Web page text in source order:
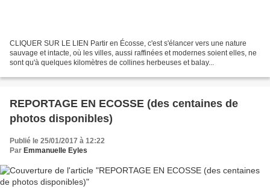
CLIQUER SUR LE LIEN Partir en Écosse, c'est s'élancer vers une nature
sauvage et intacte, où les villes, aussi raffinées et modernes soient elles, ne
sont qu'à quelques kilomètres de collines herbeuses et balay...
REPORTAGE EN ECOSSE (des centaines de
photos disponibles)
Publié le 25/01/2017 à 12:22
Par Emmanuelle Eyles